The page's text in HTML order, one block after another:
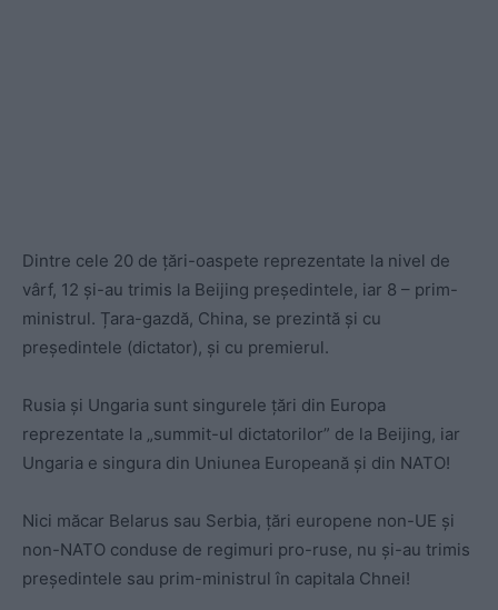
Dintre cele 20 de țări-oaspete reprezentate la nivel de
vârf, 12 și-au trimis la Beijing președintele, iar 8 – prim-
ministrul. Țara-gazdă, China, se prezintă și cu
președintele (dictator), și cu premierul.
Rusia și Ungaria sunt singurele țări din Europa
reprezentate la „summit-ul dictatorilor” de la Beijing, iar
Ungaria e singura din Uniunea Europeană și din NATO!
Nici măcar Belarus sau Serbia, țări europene non-UE și
non-NATO conduse de regimuri pro-ruse, nu și-au trimis
președintele sau prim-ministrul în capitala Chnei!